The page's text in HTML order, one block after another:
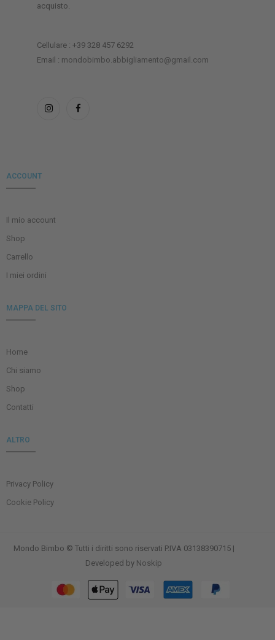
acquisto.
Cellulare : +39 328 457 6292
Email : mondobimbo.abbigliamento@gmail.com
ACCOUNT
Il mio account
Shop
Carrello
I miei ordini
MAPPA DEL SITO
Home
Chi siamo
Shop
Contatti
ALTRO
Privacy Policy
Cookie Policy
Mondo Bimbo © Tutti i diritti sono riservati P.IVA 03138390715 |
Developed by Noskip